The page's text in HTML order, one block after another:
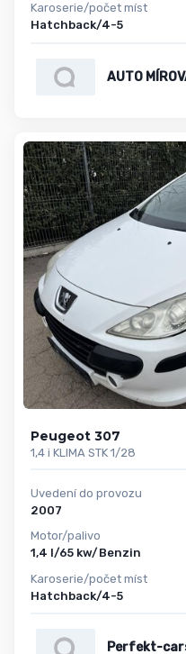
Karoserie/počet míst
Hatchback/4-5
AUTO
Peugeot 307
1,4 i KLIMA STK 1/28
Uvedení do provozu
2007
Motor/palivo
1,4 l/65 kw/Benzin
Karoserie/počet míst
Hatchback/4-5
Perfekt-